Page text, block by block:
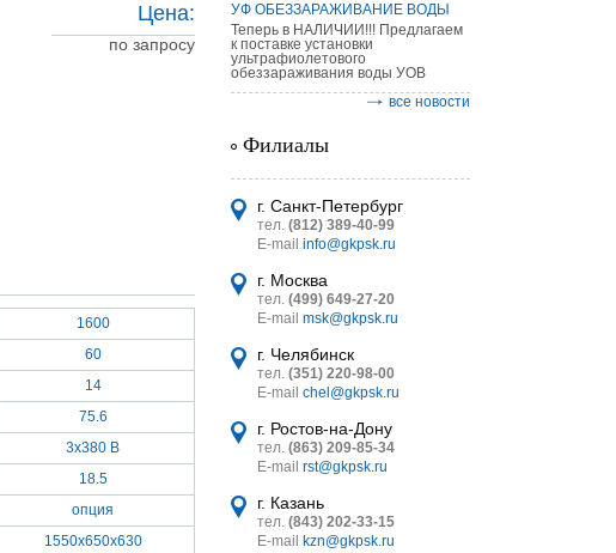
растительных
эпидемеологическим
СКАУТ MINI
Цена:
по запросу
1600
60
14
75.6
3x380 В
18.5
опция
1550x650x630
УФ ОБЕЗЗАРАЖИВАНИЕ ВОДЫ
Теперь в НАЛИЧИИ!!! Предлагаем
к поставке установки
ультрафиолетового
обеззараживания воды УОВ
все новости
Филиалы
г. Санкт-Петербург
тел. (812) 389-40-99
E-mail info@gkpsk.ru
г. Москва
тел. (499) 649-27-20
E-mail msk@gkpsk.ru
г. Челябинск
тел. (351) 220-98-00
E-mail chel@gkpsk.ru
г. Ростов-на-Дону
тел. (863) 209-85-34
E-mail rst@gkpsk.ru
г. Казань
тел. (843) 202-33-15
E-mail
kzn@gkpsk.ru